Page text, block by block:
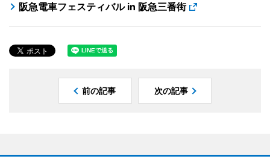
阪急電車フェスティバル in 阪急三番街
前の記事 次の記事